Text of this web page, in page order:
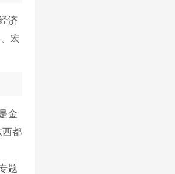
济
宏
金
西都
题